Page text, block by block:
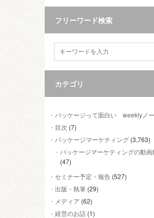
フリーワード検索
カテゴリ
パッケージって面白い weeklyノ
目次 (7)
パッケージマーケティング (3,763)
パッケージマーケティングの動画
(47)
セミナー予定・報告 (527)
出版・執筆 (29)
メディア (62)
経営のお話 (1)